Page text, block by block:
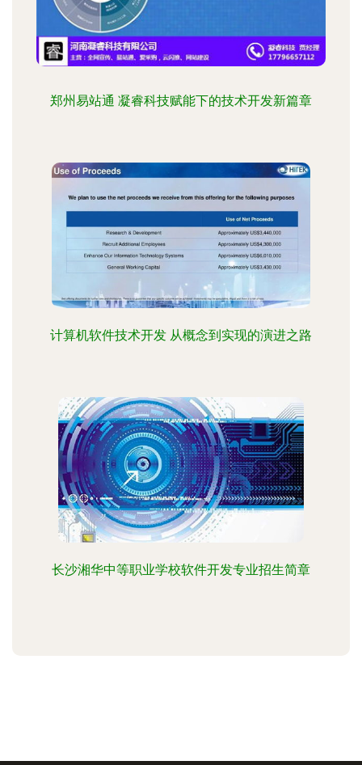
郑州易站通 凝睿科技赋能下的技术开发新篇章
计算机软件技术开发 从概念到实现的演进之路
长沙湘华中等职业学校软件开发专业招生简章